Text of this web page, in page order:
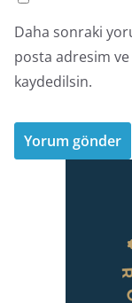
Daha sonraki
posta adresim ve
kaydedilsin.